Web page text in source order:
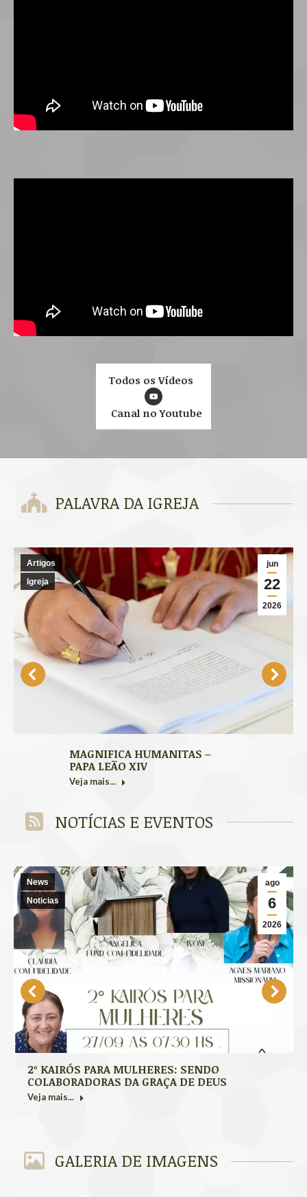
Todos os Vídeos
Canal no Youtube
PALAVRA DA IGREJA
jun
22
2026
Artigos
Igreja
MAGNIFICA HUMANITAS –
PAPA LEÃO XIV
Veja mais...
NOTÍCIAS E EVENTOS
ago
6
2026
News
Noticias
2º KAIRÓS PARA MULHERES: SENDO
COLABORADORAS DA GRAÇA DE DEUS
Veja mais...
GALERIA DE IMAGENS